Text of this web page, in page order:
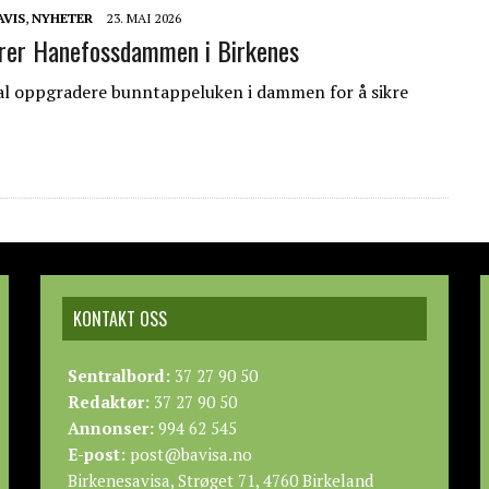
, NYHETER 23. MAI 2026
Hanefossdammen i Birkenes
oppgradere bunntappeluken i dammen for å sikre
KONTAKT OSS
Sentralbord: 37 27 90 50
Redaktør: 37 27 90 50
Annonser: 994 62 545
E-post: post@bavisa.no
Birkenesavisa, Strøget 71, 4760 Birkeland